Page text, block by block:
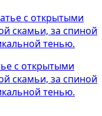
с открытыми
скамьи, за спиной
тенью.